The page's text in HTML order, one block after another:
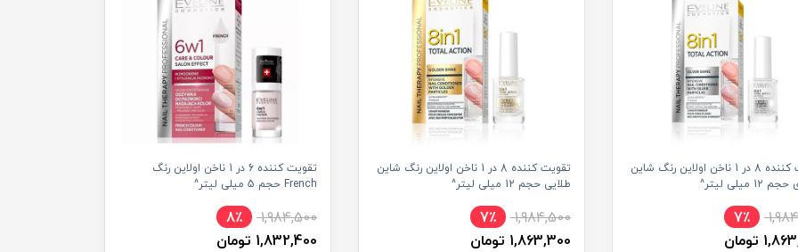
تقویت کننده 8 در 1 ناخن اولاین رنگ شاین
میلی لیتر^
7٪
تومان
تقویت کننده 8 در 1 ناخن اولاین رنگ شاین
طلایی حجم 12 میلی لیتر^
1,984,500
7٪
1,863,300 تومان
تقویت کننده 6 در 1 ناخن اولاین رنگ
French حجم 5 میلی لیتر^
1,984,500
8٪
1,832,400 تومان